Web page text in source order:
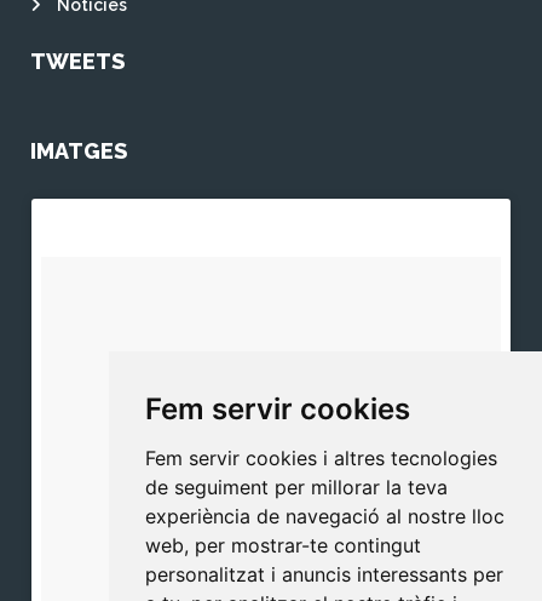
Fem servir cookies
Fem servir cookies i altres tecnologies
de seguiment per millorar la teva
experiència de navegació al nostre lloc
web, per mostrar-te contingut
personalitzat i anuncis interessants per
Notícies
TWEETS
IMATGES